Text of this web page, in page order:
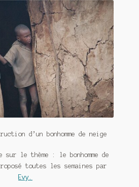
d’un bonhomme de neige
le thème : le bonhomme de
toutes les semaines par
Evy.